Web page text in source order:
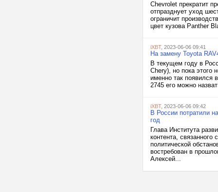
Chevrolet прекратит
отпразднует уход
ограничит
цвет кузова Panther
iXBT, 2023-06-06 09:41
На замену Toyota
В текущем году в
Chery), но пока этого
именно так появился
2745 его можно
iXBT, 2023-06-06 09:42
В России потратили
год
Глава Института
контента,
политической
востребован в
Алексей...